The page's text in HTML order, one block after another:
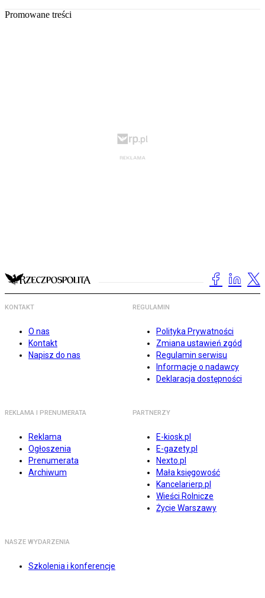
Promowane treści
KONTAKT
O nas
Kontakt
Napisz do nas
REGULAMIN
Polityka Prywatności
Zmiana ustawień zgód
Regulamin serwisu
Informacje o nadawcy
Deklaracja dostępności
REKLAMA I PRENUMERATA
Reklama
Ogłoszenia
Prenumerata
Archiwum
PARTNERZY
E-kiosk.pl
E-gazety.pl
Nexto.pl
Mała księgowość
Kancelarierp.pl
Wieści Rolnicze
Życie Warszawy
NASZE WYDARZENIA
Szkolenia i konferencje